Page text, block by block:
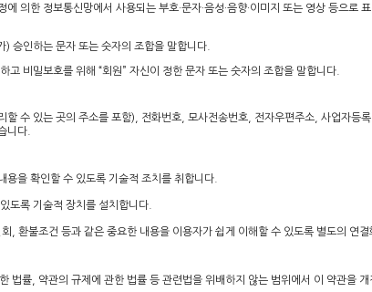
의한 정보통신망에서 사용되는 부호·문자·음성·음향·이미지 또는 영상 등으
) 승인하는 문자 또는 숫자의 조합을 말합니다.
고 비밀보호를 위해 “회원” 자신이 정한 문자 또는 숫자의 조합을 말합니다.
수 있는 곳의 주소를 포함), 전화번호, 모사전송번호, 전자우편주소, 사업자등
니다.
을 확인할 수 있도록 기술적 조치를 취합니다.
도록 기술적 장치를 설치합니다.
환불조건 등과 같은 중요한 내용을 이용자가 쉽게 이해할 수 있도록 별도의 연
률, 약관의 규제에 관한 법률 등 관련법을 위배하지 않는 범위에서 이 약관을 개